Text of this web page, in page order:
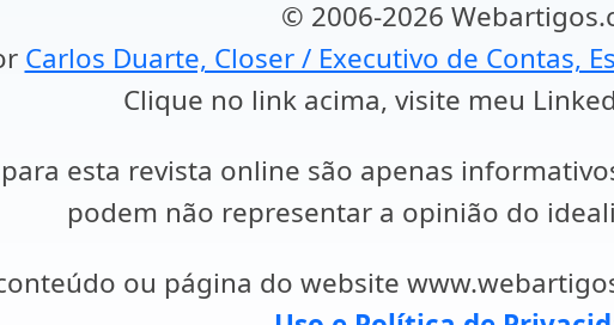
© 2006-2026
Carlos Duarte, Closer / Executivo de Contas,
Clique no link acima, visite meu
esta revista online são apenas
podem não representar a opinião do
ou página do website